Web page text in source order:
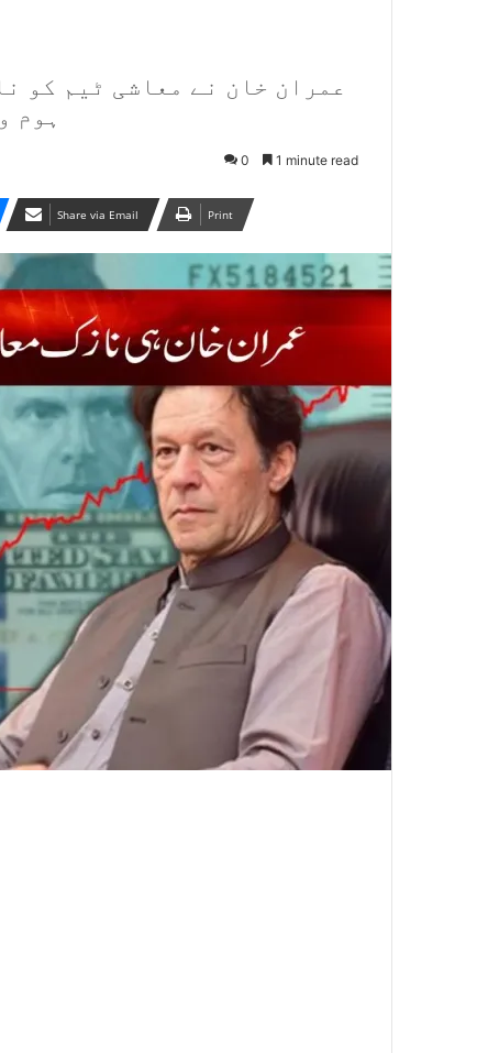
عمران خان نے معاشی ٹیم کو
ہوم
0 1 minute read
Share via Email Print